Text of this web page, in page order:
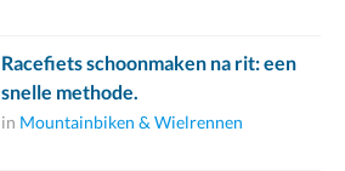
Racefiets schoonmaken na rit: een
snelle methode.
in Mountainbiken & Wielrennen